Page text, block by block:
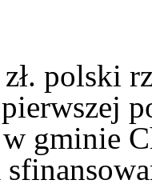
polski
gminie